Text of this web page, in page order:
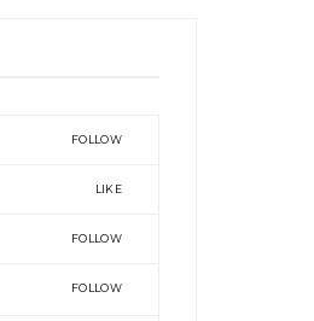
FOLLOW
LIKE
FOLLOW
FOLLOW